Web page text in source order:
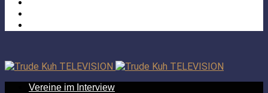
Vereine im Interview